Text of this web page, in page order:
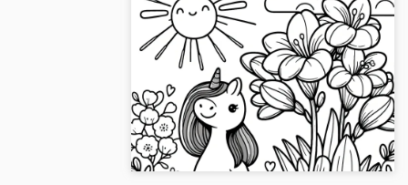
Freesiat, aurinko ja söpö
yksisarvinen: Värityskuva
lapsille (ilmainen)
Koe taianomaisia hetkiä fresioiden ja
yksisarvisten seurassa
auringonpaisteessa! Lataa ilmainen
värityskuva ja aloita luovat seikkailusi!...